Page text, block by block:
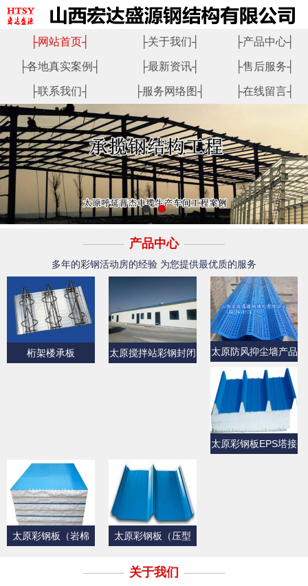
├网站首页┤ ├关于我们┤ ├产品中心┤
├各地真实案例┤ ├最新资讯┤ ├售后服务┤
├联系我们┤ ├服务网络图┤ ├在线留言┤
产品中心
多年的彩钢活动房的经验 为您提供最优质的服务
桁架楼承板
太原搅拌站彩钢封闭
太原防风抑尘墙产品
展示
太原彩钢板EPS塔接
太原彩钢板（岩棉
太原彩钢板（压型
关于我们